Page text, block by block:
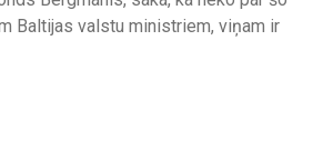
Baltijas valstu ministriem, viņam ir